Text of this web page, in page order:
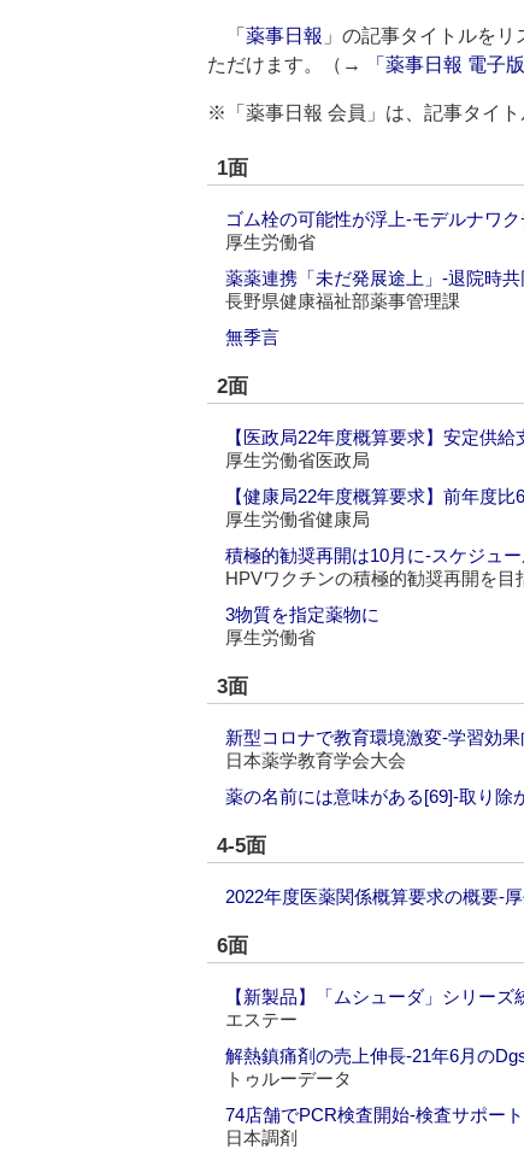
「 薬事日報 」の記事タイトルを
ただけます。（→
「薬事日報 電子
※「薬事日報 会員」は、記事タイト
1面
ゴム栓の可能性が浮上‐モデルナワ
厚生労働省
薬薬連携「未だ発展途上」‐退院時
長野県健康福祉部薬事管理課
無季言
2面
【医政局22年度概算要求】安定供
厚生労働省医政局
【健康局22年度概算要求】前年度
厚生労働省健康局
積極的勧奨再開は10月に‐スケジュ
HPVワクチンの積極的勧奨再開を目
3物質を指定薬物に
厚生労働省
3面
新型コロナで教育環境激変‐学習効
日本薬学教育学会大会
薬の名前には意味がある[69]‐取り除
4-5面
2022年度医薬関係概算要求の概要‐
6面
【新製品】「ムシューダ」シリー
エステー
解熱鎮痛剤の売上伸長‐21年6月の
トゥルーデータ
74店舗でPCR検査開始‐検査サポー
日本調剤